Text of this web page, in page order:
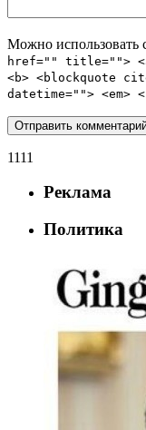
Можно использовать
href="" title="">
<b> <blockquote
datetime="">
1111
Реклама
Политика